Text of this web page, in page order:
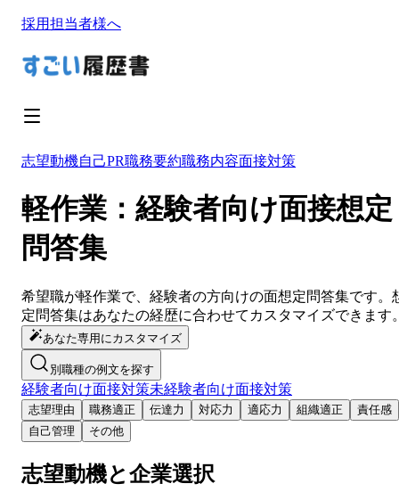
採用担当者様へ
志望動機自己PR職務要約職務内容面接対策
軽作業：経験者向け面接想定
問答集
希望職が軽作業で、経験者の方向けの面想定問答集です。
定問答集はあなたの経歴に合わせてカスタマイズできます
あなた専用にカスタマイズ
別職種の例文を探す
経験者向け面接対策未経験者向け面接対策
志望理由 職務適正 伝達力 対応力 適応力 組織適正
責任感
自己管理
その他
志望動機と企業選択